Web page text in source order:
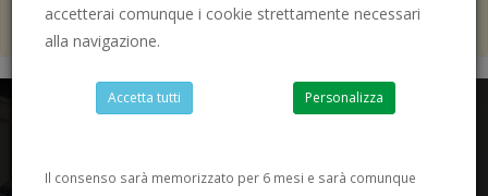
esclusione del sabato
PRATICHE AUTO ONLINE E
accetterai comunque i cookie strettamente necessari
alla navigazione.
Accetta tutti Personalizza
Il consenso sarà memorizzato per 6 mesi e sarà comunque